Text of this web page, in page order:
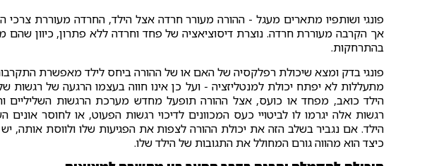
פונגי ושותפיו מתארים מעגל - ההורה מעורר חרדה אצל הילד, החרדה מעוררת
אך הקִרבה מעוררת חרדה. נוצרת דיסוציאציה של פחד וחרדה ללא פתרון, כיוון שהם
בהתרחקות.
פונגי בדק ומצא שיכולת רפלקסיה של האם או של ההורה ביחס לילד מאפשרת
מתעללות לא יפתח יכולת למנטליזציה - ועל כן אינו חווה בעצמו הרגעה של
הילד כואב, מפחד או כועס, אצל ההורה תופעל מחדש מערכת הרגשות השליליים
רגשות אלה יגרמו לו לביטויי כעס המכוונים לדיכוי רגשות הפעוט, או לחוסר אונים
הילד. אם נגביר בשלב הזה את יכולת ההורה לצפות את הפגיעות שלו ולווסת אותה,
כיצד הוא מהווה גורם המחולל את התגובות של הילד שלו.